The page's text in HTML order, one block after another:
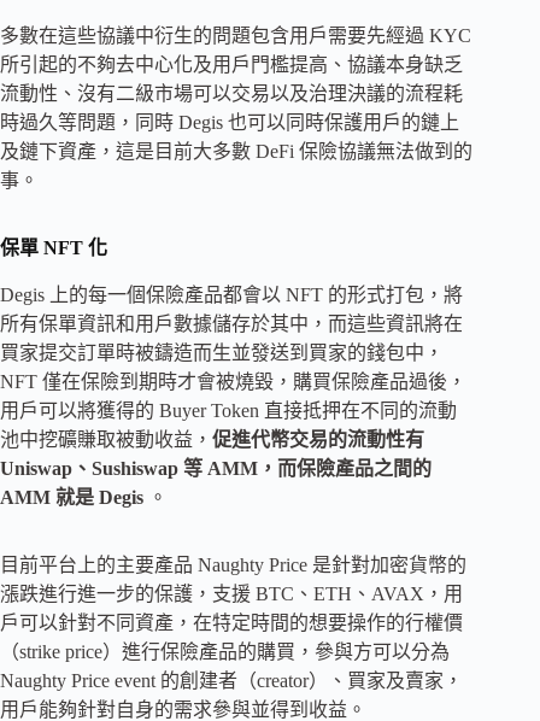
多數在這些協議中衍生的問題包含用戶需要先經過 KYC
所引起的不夠去中心化及用戶門檻提高、協議本身缺乏
流動性、沒有二級市場可以交易以及治理決議的流程耗
時過久等問題，同時 Degis 也可以同時保護用戶的鏈上
及鏈下資產，這是目前大多數 DeFi 保險協議無法做到的
事。
保單 NFT 化
Degis 上的每一個保險產品都會以 NFT 的形式打包，將
所有保單資訊和用戶數據儲存於其中，而這些資訊將在
買家提交訂單時被鑄造而生並發送到買家的錢包中，
NFT 僅在保險到期時才會被燒毀，購買保險產品過後，
用戶可以將獲得的 Buyer Token 直接抵押在不同的流動
池中挖礦賺取被動收益， 促進代幣交易的流動性有
Uniswap、Sushiswap 等 AMM，而保險產品之間的
AMM 就是 Degis 。
目前平台上的主要產品 Naughty Price 是針對加密貨幣的
漲跌進行進一步的保護，支援 BTC、ETH、AVAX，用
戶可以針對不同資產，在特定時間的想要操作的行權價
（strike price）進行保險產品的購買，參與方可以分為
Naughty Price event 的創建者（creator）、買家及賣家，
用戶能夠針對自身的需求參與並得到收益。